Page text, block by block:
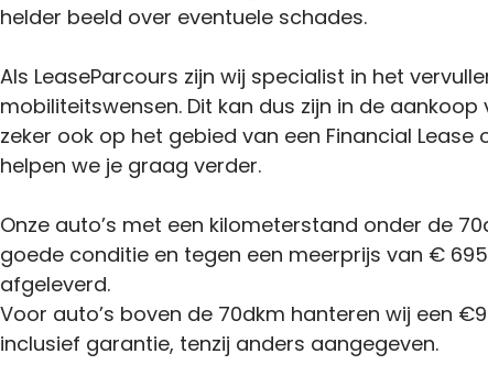
helder beeld over eventuele schades.
Als LeaseParcours zijn wij specialist in het
mobiliteitswensen. Dit kan dus zijn in de
zeker ook op het gebied van een Financial Lease
helpen we je graag verder.
Onze auto’s met een kilometerstand onder de
goede conditie en tegen een meerprijs van €
afgeleverd.
Voor auto’s boven de 70dkm hanteren wij een
inclusief garantie, tenzij anders aangegeven.